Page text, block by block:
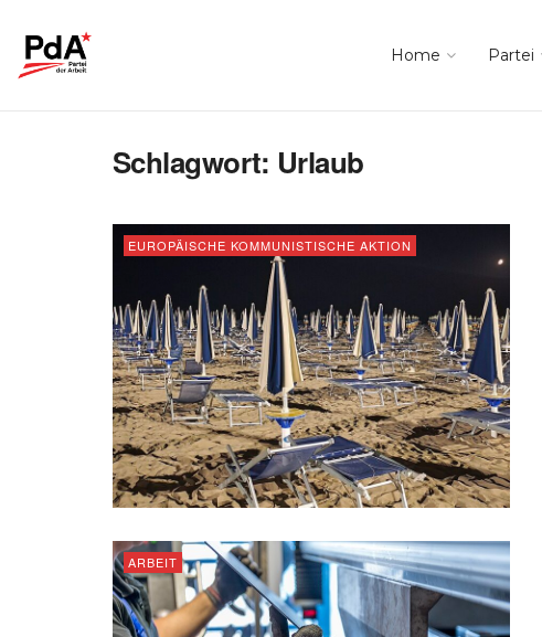
Home Partei
Schlagwort: Urlaub
EUROPÄISCHE KOMMUNISTISCHE AKTION
ARBEIT